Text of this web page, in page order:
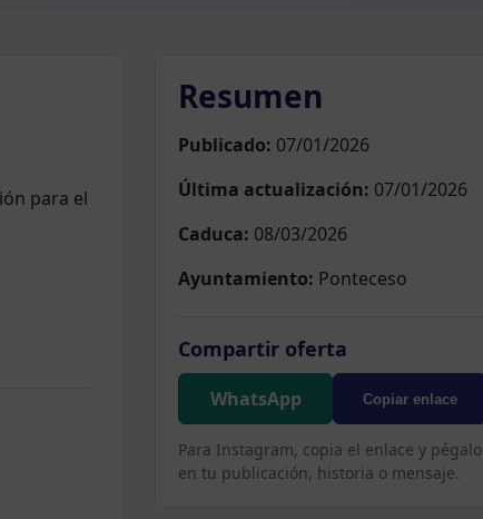
para el
Resumen
Publicado: 07/01/2026
Última actualización: 07/01/2026
Caduca: 08/03/2026
Ayuntamiento: Ponteceso
Compartir oferta
WhatsApp Copiar enlace
Para Instagram, copia el enlace y pégalo
en tu publicación, historia o mensaje.